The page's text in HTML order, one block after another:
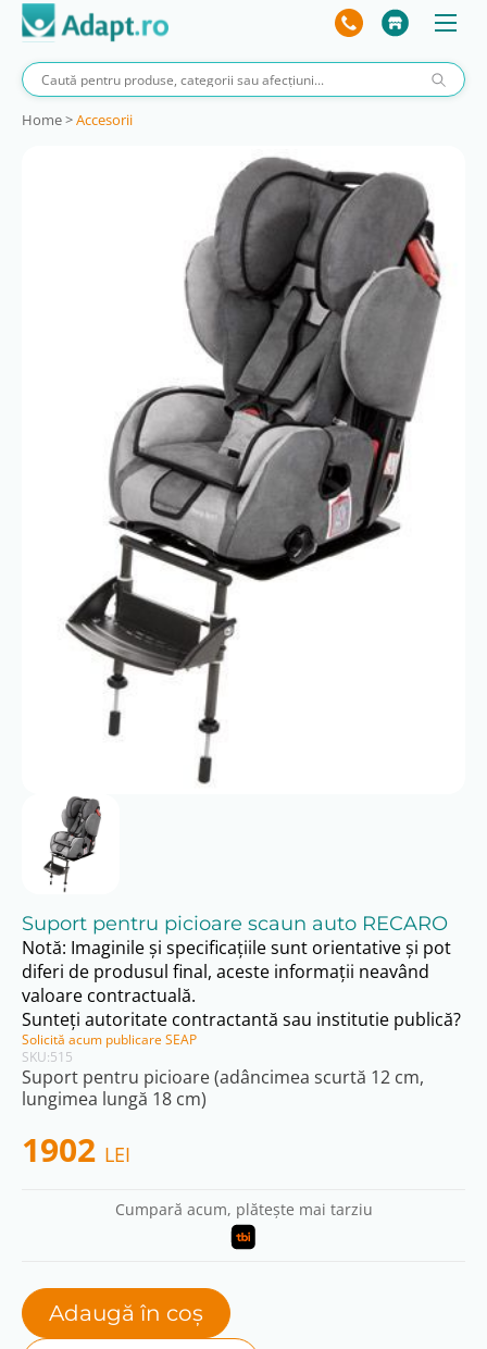
Home>Accesorii
SKU:515
Suport pentru picioare scaun auto RECARO
Suport pentru picioare (adâncimea scurtă 12 cm,
lungimea lungă 18 cm)
1902 LEI
Cumpară acum, plătește mai tarziu
Adaugă în coș
Notă: Imaginile și specificațiile sunt orientative și pot
diferi de produsul final, aceste informații neavând
valoare contractuală.
Sunteți autoritate contractantă sau institutie publică?
Solicită acum publicare SEAP